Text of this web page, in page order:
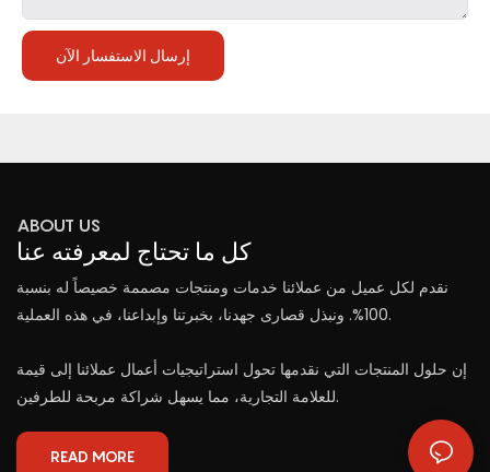
إرسال الاستفسار الآن
ABOUT US
كل ما تحتاج لمعرفته عنا
نقدم لكل عميل من عملائنا خدمات ومنتجات مصممة خصيصاً له بنسبة
100%. ونبذل قصارى جهدنا، بخبرتنا وإبداعنا، في هذه العملية.
إن حلول المنتجات التي نقدمها تحول استراتيجيات أعمال عملائنا إلى قيمة
للعلامة التجارية، مما يسهل شراكة مربحة للطرفين.
READ MORE